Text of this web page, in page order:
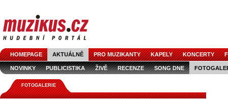
HOMEPAGE AKTUÁLNĚ PRO MUZIKANTY KAPELY KONCERTY
NOVINKY PUBLICISTIKA ŽIVĚ RECENZE SONG DNE
FOTOGALERIE